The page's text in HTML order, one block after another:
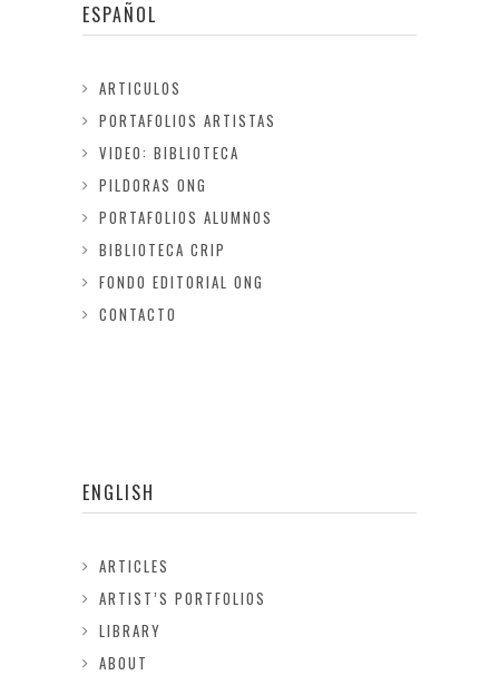
ESPAÑOL
ARTICULOS
PORTAFOLIOS ARTISTAS
VIDEO: BIBLIOTECA
PILDORAS ONG
PORTAFOLIOS ALUMNOS
BIBLIOTECA CRIP
FONDO EDITORIAL ONG
CONTACTO
ENGLISH
ARTICLES
ARTIST’S PORTFOLIOS
LIBRARY
ABOUT